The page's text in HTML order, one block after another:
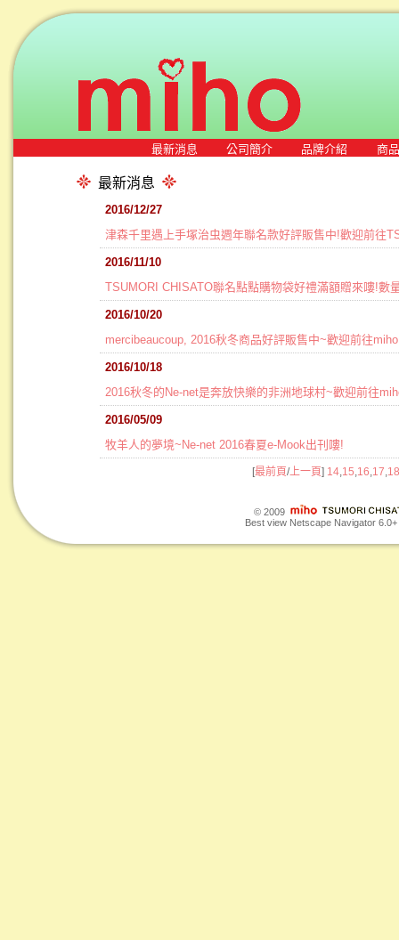
最新消息 公司簡介 品牌介紹 商
最新消息
2016/12/27
津森千里遇上手塚治虫週年聯名款好評販售中!歡迎前往
2016/11/10
TSUMORI CHISATO聯名點點購物袋好禮滿額贈來嘍!數
2016/10/20
mercibeaucoup, 2016秋冬商品好評販售中~歡迎前往
2016/10/18
2016秋冬的Ne-net是奔放快樂的非洲地球村~歡迎前往
2016/05/09
牧羊人的夢境~Ne-net 2016春夏e-Mook出刊嘍!
[最前頁/上一頁] 14, 15 16 17 18
© 2009
Best view Netscape Navigator